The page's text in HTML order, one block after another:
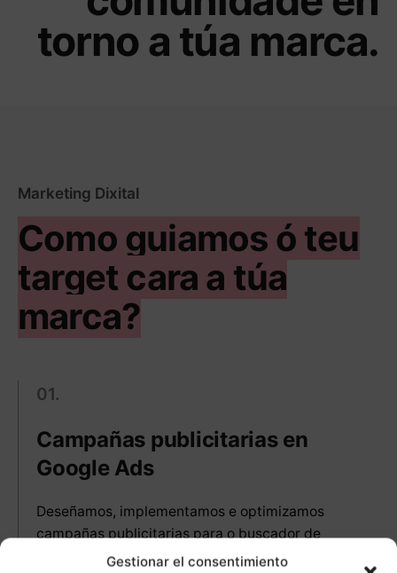
Gestionar el consentimiento
torno a túa marca.
Marketing Dixital
Como guiamos ó teu
target cara a túa
marca?
01.
Campañas publicitarias en
Google Ads
Deseñamos, implementamos e optimizamos
campañas publicitarias para o buscador de
Google, que che axudarán a…